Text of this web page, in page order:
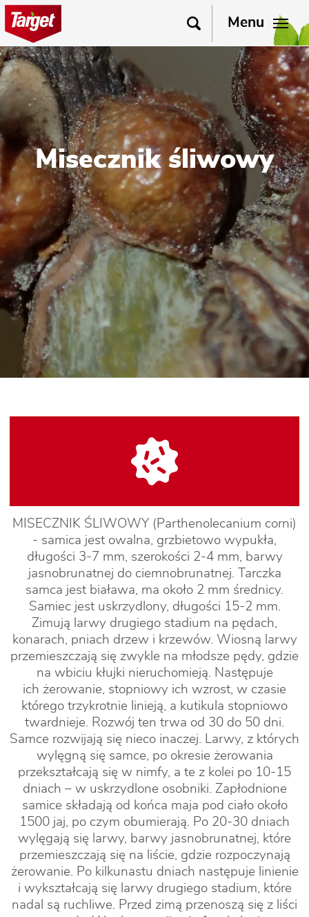
Menu
Misecznik śliwowy
MISECZNIK ŚLIWOWY (Parthenolecanium corni)
- samica jest owalna, grzbietowo wypukła,
długości 3-7 mm, szerokości 2-4 mm, barwy
jasnobrunatnej do ciemnobrunatnej. Tarczka
samca jest biaława, ma około 2 mm średnicy.
Samiec jest uskrzydlony, długości 15-2 mm.
Zimują larwy drugiego stadium na pędach,
konarach, pniach drzew i krzewów. Wiosną larwy
przemieszczają się zwykle na młodsze pędy, gdzie
na wbiciu kłujki nieruchomieją. Następuje
ich żerowanie, stopniowy ich wzrost, w czasie
którego trzykrotnie linieją, a kutikula stopniowo
twardnieje. Rozwój ten trwa od 30 do 50 dni.
Samce rozwijają się nieco inaczej. Larwy, z których
wylęgną się samce, po okresie żerowania
przekształcają się w nimfy, a te z kolei po 10-15
dniach – w uskrzydlone osobniki. Zapłodnione
samice składają od końca maja pod ciało około
1500 jaj, po czym obumierają. Po 20-30 dniach
wylęgają się larwy, barwy jasnobrunatnej, które
przemieszczają się na liście, gdzie rozpoczynają
żerowanie. Po kilkunastu dniach następuje linienie
i wykształcają się larwy drugiego stadium, które
nadal są ruchliwe. Przed zimą przenoszą się z liści